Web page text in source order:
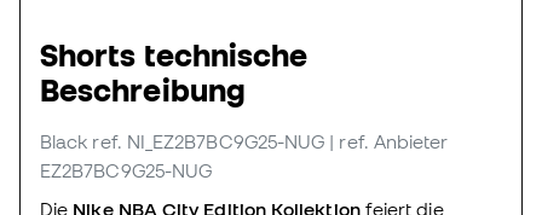
Shorts technische
Beschreibung
Black ref. NI_EZ2B7BC9G25-NUG | ref. Anbieter
EZ2B7BC9G25-NUG
Die Nike NBA City Edition Kollektionfeiert die